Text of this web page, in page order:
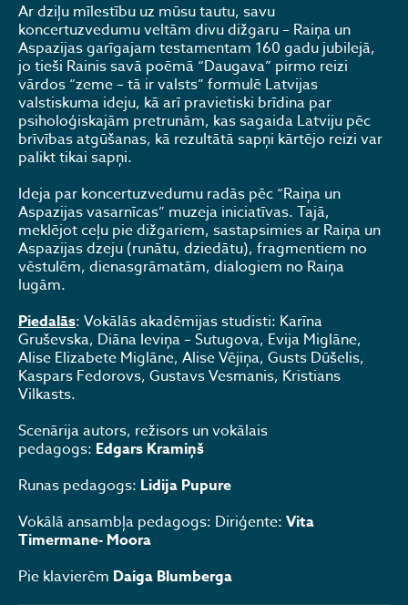
Ar dziļu mīlestību uz mūsu tautu, savu
koncertuzvedumu veltām divu dižgaru – Raiņa un
Aspazijas garīgajam testamentam 160 gadu jubilejā,
jo tieši Rainis savā poēmā “Daugava” pirmo reizi
vārdos “zeme – tā ir valsts” formulē Latvijas
valstiskuma ideju, kā arī pravietiski brīdina par
psiholoģiskajām pretrunām, kas sagaida Latviju pēc
brīvības atgūšanas, kā rezultātā sapņi kārtējo reizi var
palikt tikai sapņi.
Ideja par koncertuzvedumu radās pēc “Raiņa un
Aspazijas vasarnīcas” muzeja iniciatīvas. Tajā,
meklējot ceļu pie dižgariem, sastapsimies ar Raiņa un
Aspazijas dzeju (runātu, dziedātu), fragmentiem no
vēstulēm, dienasgrāmatām, dialogiem no Raiņa
lugām.
Piedalās: Vokālās akadēmijas studisti: Karīna
Gruševska, Diāna Ieviņa – Sutugova, Evija Miglāne,
Alise Elizabete Miglāne, Alise Vējiņa, Gusts Dūšelis,
Kaspars Fedorovs, Gustavs Vesmanis, Kristians
Vilkasts.
Scenārija autors, režisors un vokālais
pedagogs: Edgars Kramiņš
Runas pedagogs: Lidija Pupure
Vokālā ansambļa pedagogs: Diriģente: Vita
Timermane- Moora
Pie klavierēm Daiga Blumberga